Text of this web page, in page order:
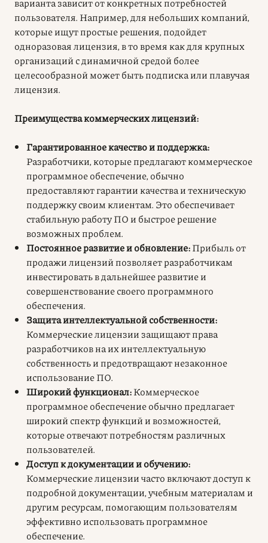
пользователя. Например, для небольших компаний,
которые ищут простые решения, подойдет
одноразовая лицензия, в то время как для крупных
организаций с динамичной средой более
целесообразной может быть подписка или плавучая
лицензия.
Преимущества коммерческих лицензий:
Гарантированное качество и поддержка:
Разработчики, которые предлагают коммерческое
программное обеспечение, обычно
предоставляют гарантии качества и техническую
поддержку своим клиентам. Это обеспечивает
стабильную работу ПО и быстрое решение
возможных проблем.
Постоянное развитие и обновление:Прибыль от
продажи лицензий позволяет разработчикам
инвестировать в дальнейшее развитие и
совершенствование своего программного
обеспечения.
Защита интеллектуальной собственности:
Коммерческие лицензии защищают права
разработчиков на их интеллектуальную
собственность и предотвращают незаконное
использование ПО.
Широкий функционал:Коммерческое
программное обеспечение обычно предлагает
широкий спектр функций и возможностей,
которые отвечают потребностям различных
пользователей.
Доступ к документации и обучению:
Коммерческие лицензии часто включают доступ к
подробной документации, учебным материалам и
другим ресурсам, помогающим пользователям
эффективно использовать программное
обеспечение.